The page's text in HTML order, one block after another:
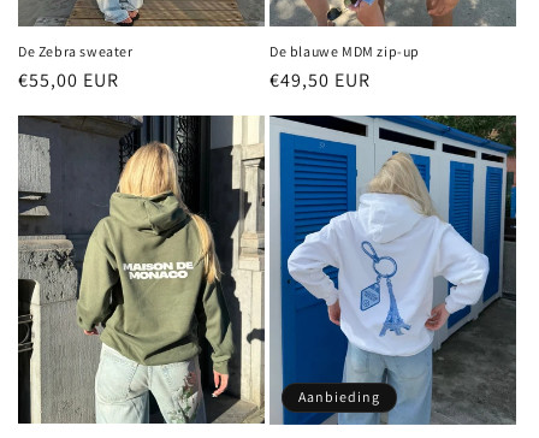
De Zebra sweater
Normale
€55,00 EUR
De blauwe MDM zip-up
Normale
prijs
€49,50 EUR
Aanbieding